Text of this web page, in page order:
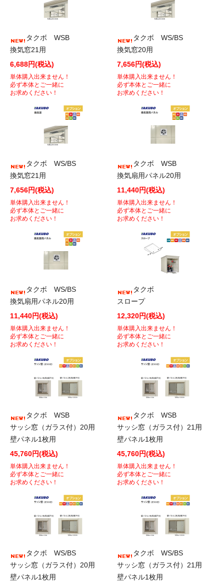
タクボ WSB
換気窓21用
6,688円(税込)
単体購入出来ません！
必ず本体とご一緒に
お求めください！
タクボ WS/BS
換気窓20用
7,656円(税込)
単体購入出来ません！
必ず本体とご一緒に
お求めください！
タクボ WS/BS
換気窓21用
7,656円(税込)
単体購入出来ません！
必ず本体とご一緒に
お求めください！
タクボ WSB
換気扇用パネル20用
11,440円(税込)
単体購入出来ません！
必ず本体とご一緒に
お求めください！
タクボ WS/BS
換気扇用パネル20用
11,440円(税込)
単体購入出来ません！
必ず本体とご一緒に
お求めください！
タクボ
スロープ
12,320円(税込)
単体購入出来ません！
必ず本体とご一緒に
お求めください！
タクボ WSB
サッシ窓（ガラス付）20用
壁パネル1枚用
45,760円(税込)
単体購入出来ません！
必ず本体とご一緒に
お求めください！
タクボ WSB
サッシ窓（ガラス付）21用
壁パネル1枚用
45,760円(税込)
単体購入出来ません！
必ず本体とご一緒に
お求めください！
タクボ WS/BS
サッシ窓（ガラス付）20用
壁パネル1枚用
タクボ WS/BS
サッシ窓（ガラス付）21用
壁パネル1枚用